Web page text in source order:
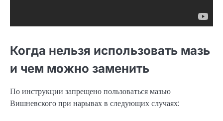
Когда нельзя использовать мазь
и чем можно заменить
По инструкции запрещено пользоваться мазью
Вишневского при нарывах в следующих случаях: